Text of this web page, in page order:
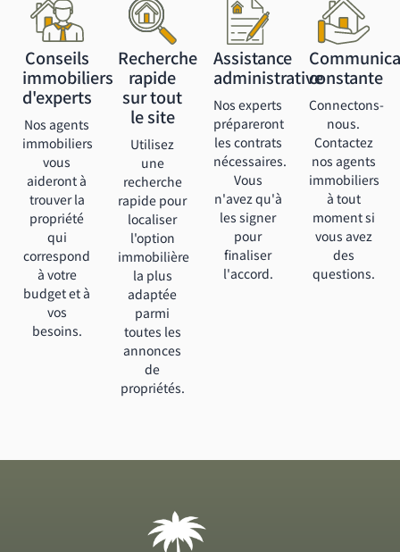
Conseils
immobiliers
d'experts
Nos agents
immobiliers
vous
aideront à
trouver la
propriété
qui
correspond
à votre
budget et à
vos
besoins.
Recherche
rapide
sur tout
le site
Utilisez
une
recherche
rapide pour
localiser
l'option
immobilière
la plus
adaptée
parmi
toutes les
annonces
de
propriétés.
Assistance
administrative
Nos experts
prépareront
les contrats
nécessaires.
Vous
n'avez qu'à
les signer
pour
finaliser
l'accord.
constante
Connectons-
nous.
Contactez
nos agents
immobiliers
à tout
moment si
vous avez
des
questions.